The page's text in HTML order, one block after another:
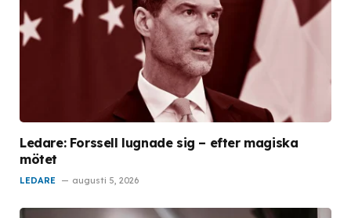
Ledare: Forssell lugnade sig – efter magiska
mötet
LEDARE augusti 5, 2026